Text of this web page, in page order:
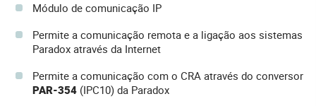
Módulo de comunicação IP
Permite a comunicação remota e a ligação aos sistemas
Paradox através da Internet
Permite a comunicação com o CRA através do conversor
PAR-354 (IPC10) da Paradox